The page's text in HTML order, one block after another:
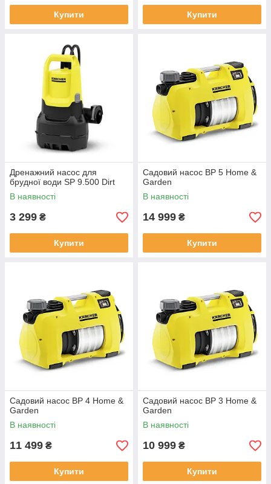
Купити Купити
Дренажний насос для
брудної води SP 9.500 Dirt
В наявності
3 299 ₴
Купити
Садовий насос BP 5 Home &
Garden
В наявності
14 999 ₴
Купити
Садовий насос BP 4 Home &
Garden
В наявності
11 499 ₴
Купити
Садовий насос BP 3 Home &
Garden
В наявності
10 999 ₴
Купити